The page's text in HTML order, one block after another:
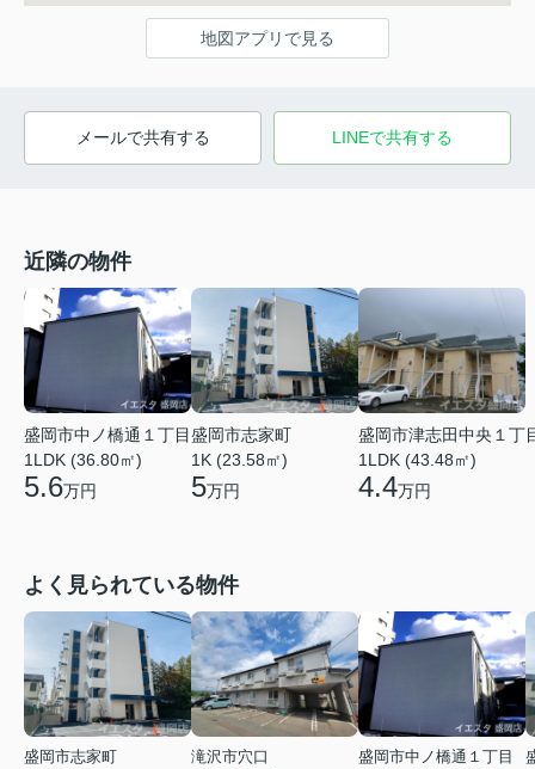
地図アプリで見る
メールで共有する LINEで共有する
近隣の物件
盛岡市中ノ橋通１丁目
1LDK (36.80㎡)
5.6万円
盛岡市志家町
1K (23.58㎡)
5万円
盛岡市津志田中央１丁
1LDK (43.48㎡)
4.4万円
よく見られている物件
盛岡市志家町
滝沢市穴口
盛岡市中ノ橋通１丁目